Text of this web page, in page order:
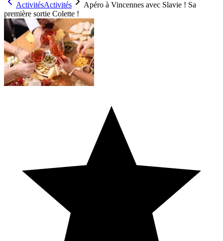
ActivitésActivités
Apéro à Vincennes avec Slavie ! Sa
première sortie Colette !